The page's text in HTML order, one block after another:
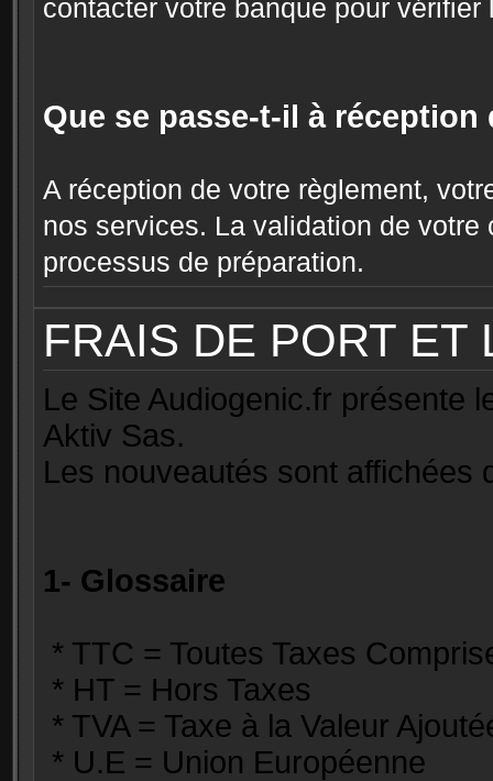
contacter votre banque pour
Que se passe-t-il à
A réception de votre règlement,
nos services. La validation de
processus de préparation.
FRAIS DE PORT ET
Le Site Audiogenic.fr présente
Aktiv Sas.
Les nouveautés sont affichées
1- Glossaire
* TTC = Toutes Taxes
* HT = Hors Taxes
* TVA = Taxe à la Valeur
* U.E = Union Européenne